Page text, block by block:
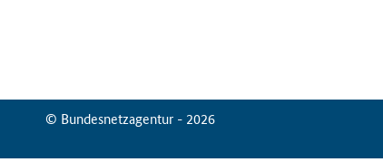
© Bundesnetzagentur - 2026